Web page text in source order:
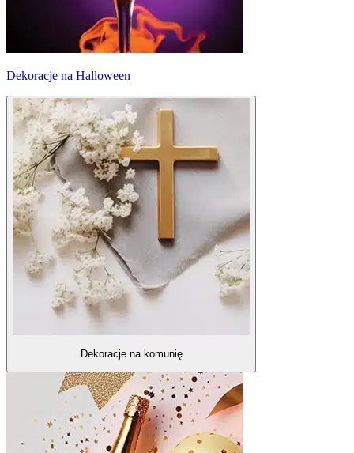
Dekoracje na Halloween
Dekoracje na komunię